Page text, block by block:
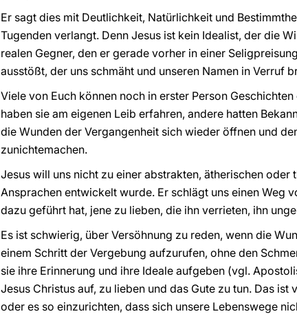
Er sagt dies mit Deutlichkeit, Natürlichkeit und
Tugenden verlangt. Denn Jesus ist kein Idealist, der die
realen Gegner, den er gerade vorher in einer
ausstößt, der uns schmäht und unseren Namen in Verruf
Viele von Euch können noch in erster Person
haben sie am eigenen Leib erfahren, andere hatten
die Wunden der Vergangenheit sich wieder öffnen und
zunichtemachen.
Jesus will uns nicht zu einer abstrakten, ätherischen
Ansprachen entwickelt wurde. Er schlägt uns einen Weg
dazu geführt hat, jene zu lieben, die ihn verrieten, ihn
Es ist schwierig, über Versöhnung zu reden, wenn die
einem Schritt der Vergebung aufzurufen, ohne den
sie ihre Erinnerung und ihre Ideale aufgeben (vgl.
Jesus Christus auf, zu lieben und das Gute zu tun. Das
oder es so einzurichten, dass sich unsere Lebenswege